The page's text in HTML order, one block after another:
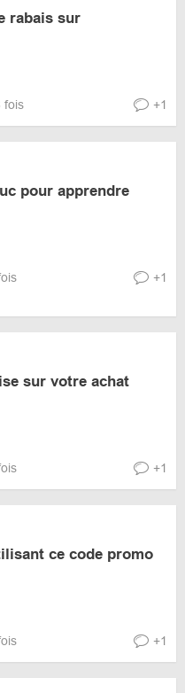
rabais sur
fois +1
pour apprendre
+1
sur votre achat
+1
ce code promo
+1